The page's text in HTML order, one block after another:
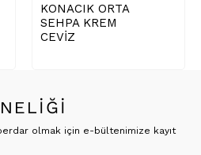
KONACIK ORTA
SEHPA KREM
CEVİZ
olmak için e-bültenimize kayıt